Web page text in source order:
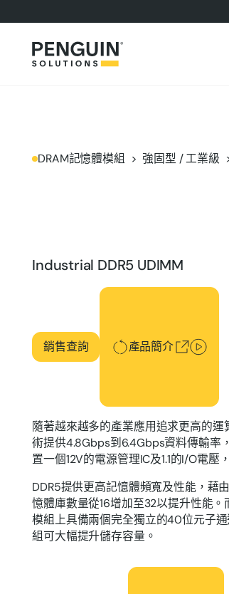
DRAM記憶體模組 強固型 / 工業級
Industrial DDR5 UDIMM
銷售查詢 產品簡介
產品簡介
隨著越來越多的產業應用追求更高的
術提供4.8Gbps到6.4Gbps資料傳輸率
置一個12V的電源管理IC及1.1的I/O電壓
DDR5提供更高記憶體頻寬及性能，藉
憶體庫數量從16增加至32以提升性能
模組上具備兩個完全獨立的40位元子
組可大幅提升儲存容量。
下載